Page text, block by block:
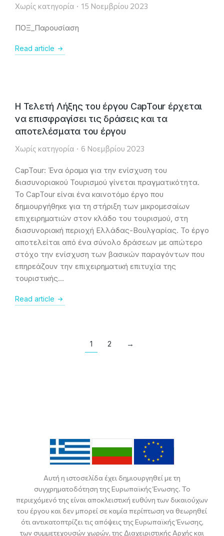
Χωρίς κατηγορία 15 Νοεμβρίου 2023
ΠΟΞ_Παρουσίαση
Read article
Η Τελετή Λήξης του έργου CapTour έρχεται
να επισφραγίσει τις δράσεις και τα
αποτελέσματα του έργου
Χωρίς κατηγορία 6 Νοεμβρίου 2023
CapTour: Ένα όραμα για την ενίσχυση του
διασυνοριακού Τουρισμού γίνεται πραγματικότητα.
Το CapTour είναι ένα καινοτόμο έργο που
δημιουργήθηκε για τη στήριξη των μικρομεσαίων
επιχειρηματιών στον κλάδο του τουρισμού, στη
διασυνοριακή περιοχή Ελλάδας-Βουλγαρίας. Το έργο
αποτελείται από ένα σύνολο δράσεων με απώτερο
στόχο την ενίσχυση των βασικών παραγόντων που
επηρεάζουν την επιχειρηματική επιτυχία της
τουριστικής…
Read article
1 2 →
Αυτή η ιστοσελίδα έχει δημιουργηθεί με τη
συγχρηματοδότηση της Ευρωπαϊκής Ένωσης. Το
περιεχόμενό της είναι αποκλειστική ευθύνη των δικαιούχων
του έργου και δεν μπορεί σε καμία περίπτωση να θεωρηθεί
ότι αντικατοπτρίζει τις απόψεις της Ευρωπαϊκής Ένωσης,
των συμμετεχουσών χωρών, της Διαχειριστικής Αρχής και